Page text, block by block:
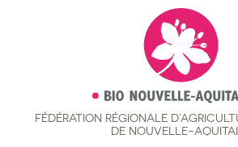
FÉDÉRATION RÉGIONALE
DE NOUVELLE-